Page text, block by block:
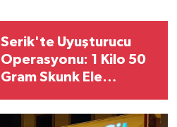
Serik'te Uyuşturucu
Operasyonu: 1 Kilo 50
Gram Skunk Ele